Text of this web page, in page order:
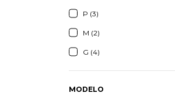
P (3)
M (2)
G (4)
MODELO